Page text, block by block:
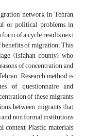
network in Tehran
or political problems in
of a cycle, results next
benefits of migration. This
(Isfahan county) who
of concentration and
Research method is
of questionnaire and
of these migrants
between migrants that
non formal institutions
context Plastic materials